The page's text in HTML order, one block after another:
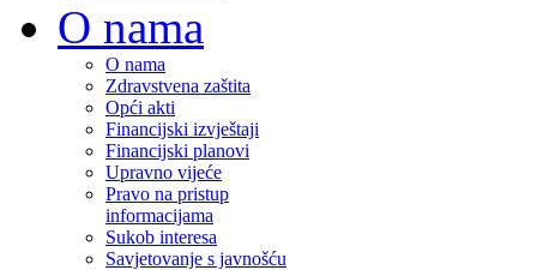
O nama
O nama
Zdravstvena zaštita
Opći akti
Financijski izvještaji
Financijski planovi
Upravno vijeće
Pravo na pristup
informacijama
Sukob interesa
Savjetovanje s javnošću